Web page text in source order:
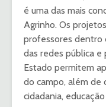
é uma das mais
Agrinho. Os
professores dentro
das redes pública e
Estado permitem
do campo, além de
cidadania,